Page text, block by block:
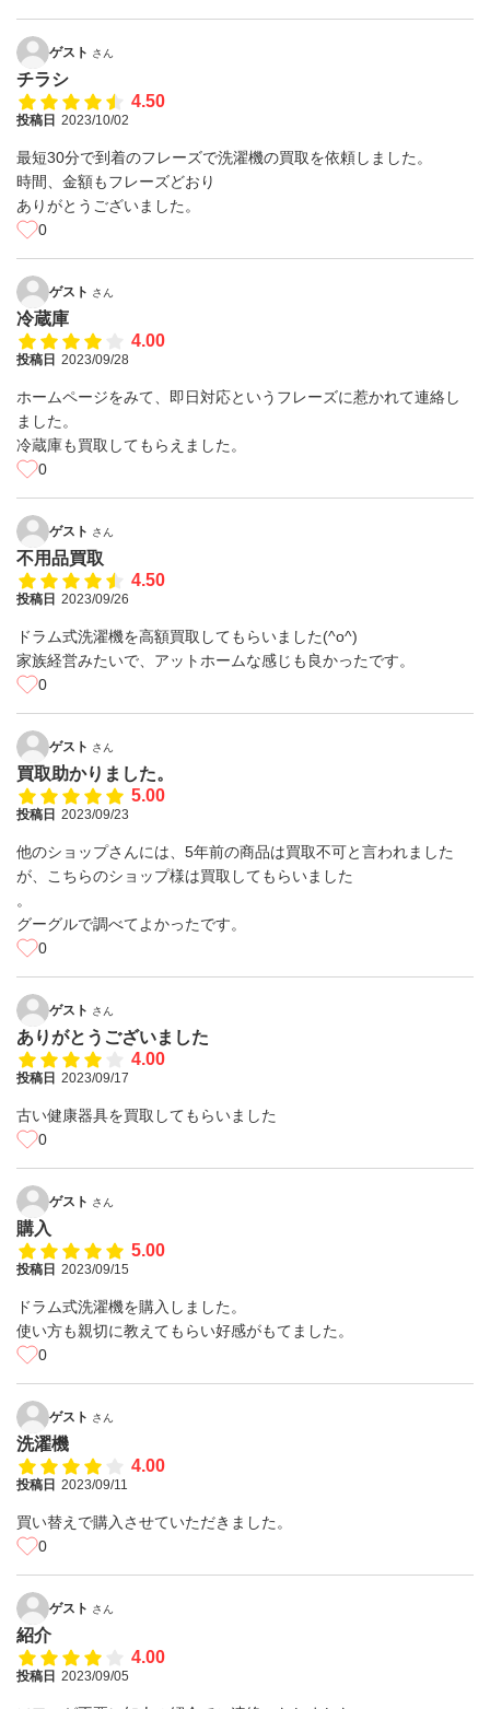
ゲスト さん
チラシ
4.50
投稿日 2023/10/02
最短30分で到着のフレーズで洗濯機の買取を依頼しました。
時間、金額もフレーズどおり
ありがとうございました。
0
ゲスト さん
冷蔵庫
4.00
投稿日 2023/09/28
ホームページをみて、即日対応というフレーズに惹かれて連絡し
ました。
冷蔵庫も買取してもらえました。
0
ゲスト さん
不用品買取
4.50
投稿日 2023/09/26
ドラム式洗濯機を高額買取してもらいました(^o^)
家族経営みたいで、アットホームな感じも良かったです。
0
ゲスト さん
買取助かりました。
5.00
投稿日 2023/09/23
他のショップさんには、5年前の商品は買取不可と言われました
が、こちらのショップ様は買取してもらいました
。
グーグルで調べてよかったです。
0
ゲスト さん
ありがとうございました
4.00
投稿日 2023/09/17
古い健康器具を買取してもらいました
0
ゲスト さん
購入
5.00
投稿日 2023/09/15
ドラム式洗濯機を購入しました。
使い方も親切に教えてもらい好感がもてました。
0
ゲスト さん
洗濯機
4.00
投稿日 2023/09/11
買い替えで購入させていただきました。
0
ゲスト さん
紹介
4.00
投稿日 2023/09/05